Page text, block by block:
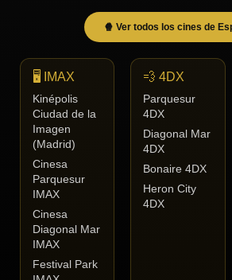
🍿 Ver todos los cines de
🖥️ IMAX
Kinépolis
Ciudad de la
Imagen
(Madrid)
Cinesa
Parquesur
IMAX
Cinesa
Diagonal Mar
IMAX
Festival Park
💨 4DX
Parquesur
4DX
Diagonal Mar
4DX
Bonaire 4DX
Heron City
4DX